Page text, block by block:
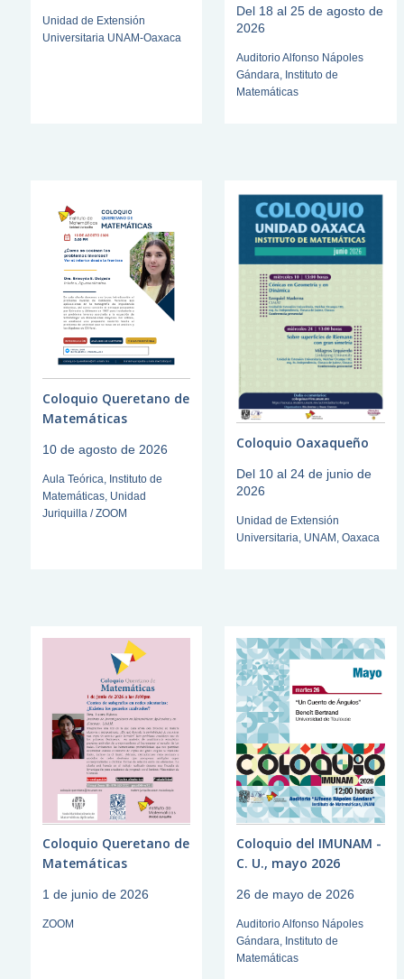
Unidad de Extensión
Universitaria UNAM-Oaxaca
Del 18 al 25 de agosto de
2026
Auditorio Alfonso Nápoles
Gándara, Instituto de
Matemáticas
Coloquio Queretano de
Matemáticas
10 de agosto de 2026
Aula Teórica, Instituto de
Matemáticas, Unidad
Juriquilla / ZOOM
Coloquio Oaxaqueño
Del 10 al 24 de junio de
2026
Unidad de Extensión
Universitaria, UNAM, Oaxaca
Coloquio Queretano de
Matemáticas
1 de junio de 2026
ZOOM
Coloquio del IMUNAM -
C. U., mayo 2026
26 de mayo de 2026
Auditorio Alfonso Nápoles
Gándara, Instituto de
Matemáticas